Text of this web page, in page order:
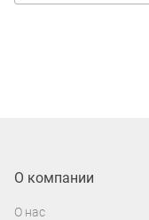
О компании
О нас